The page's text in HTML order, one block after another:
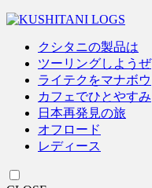
クシタニの製品は
ツーリングしようぜ
ライテクをマナボウ
カフェでひとやすみ
日本再発見の旅
オフロード
レディース